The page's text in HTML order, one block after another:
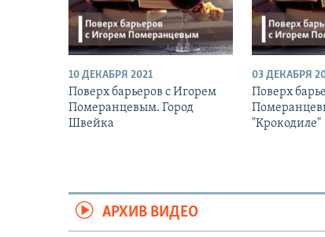
10 ДЕКАБРЯ 2021
Поверх барьеров с Игорем
Померанцевым. Город
Швейка
03 ДЕКАБРЯ
Поверх
"Крокодиле"
АРХИВ ВИДЕО